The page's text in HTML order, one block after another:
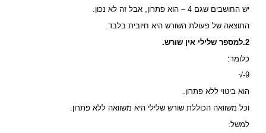
יש החושבים שגם 4 – הוא פתרון, אבל זה לא נכון.
התוצאה של פעולת השורש היא חיובית בלבד.
2.למספר שלילי אין שורש.
כלומר:
√-9
הוא ביטוי ללא פתרון.
וכל משוואה הכוללת שורש שלילי היא משוואה ללא פתרון.
למשל: